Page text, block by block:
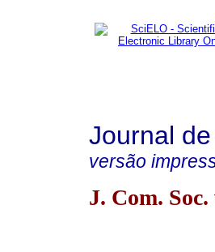
Journal
versão
J. Com.